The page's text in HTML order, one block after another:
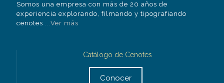
Somos una empresa con más de 20 años de
experiencia explorando, filmando y tipografiando
cenotes ...Ver más
Catálogo de Cenotes
Conocer